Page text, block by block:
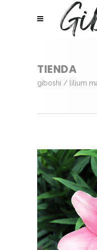
TIENDA
giboshi / lilium